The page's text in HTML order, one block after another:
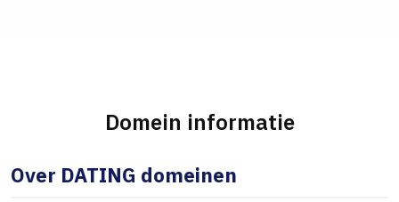
Domein informatie
Over DATING domeinen